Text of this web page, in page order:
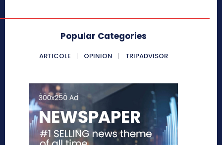
Popular Categories
ARTICOLE OPINION TRIPADVISOR